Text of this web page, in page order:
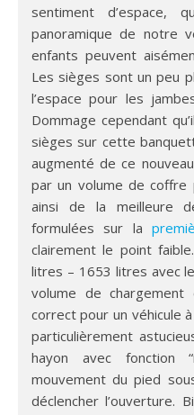
sentiment d’espace,
panoramique de notre
enfants peuvent
Les sièges sont un peu
l’espace pour les
Dommage cependant
sièges sur cette
augmenté de ce
par un volume de coffre
ainsi de la meilleure
formulées sur la
clairement le point
litres – 1653 litres avec
volume de
correct pour un véhicule
particulièrement
hayon avec fonction
mouvement du pied
déclencher l’ouverture.